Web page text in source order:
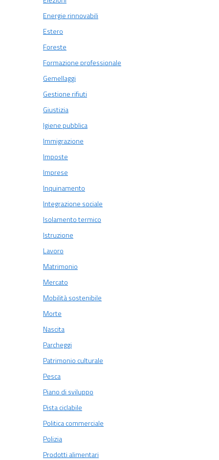
Energie rinnovabili
Estero
Foreste
Formazione professionale
Gemellaggi
Gestione rifiuti
Giustizia
Igiene pubblica
Immigrazione
Imposte
Imprese
Inquinamento
Integrazione sociale
Isolamento termico
Istruzione
Lavoro
Matrimonio
Mercato
Mobilità sostenibile
Morte
Nascita
Parcheggi
Patrimonio culturale
Pesca
Piano di sviluppo
Pista ciclabile
Politica commerciale
Polizia
Prodotti alimentari